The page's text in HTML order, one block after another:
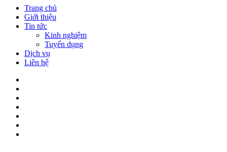
Trang chủ
Giới thiệu
Tin tức
Kinh nghiệm
Tuyển dụng
Dịch vụ
Liên hệ